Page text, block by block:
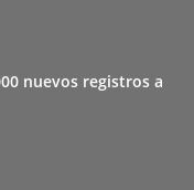
nuevos registros a